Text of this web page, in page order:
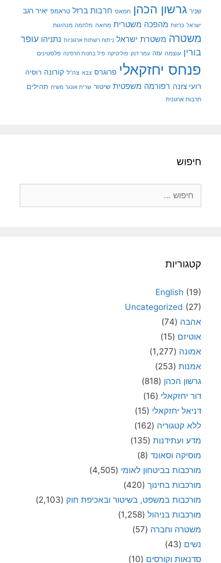
שניר גרשון הכהן חמאס חרבות ברזל טראמפ יאיר רגב
ישראל כרזות מהפכה משטרית מחאה מלחמה מנהיגות
משטרה משטרת ישראל ניתוח רשתות ארגוניות נתניהו עופר
בורין עוצמה עזה עמר דנק פוליטיקה פיל בחנות חרסינה פלסטינים
פנחס יחזקאלי פרוגרס צבא צה"ל קורונה רוסיה
רועי צזנה רפורמה משפטית שיטור שרית אונגר משיח תהילים
תרבות ארגונית
חיפוש
קטגוריות
English (19)
Uncategorized (27)
אהבה (74)
אוטיזם (15)
אמונה (1,277)
אמנות (253)
גרשון הכהן (818)
דור יחזקאלי (16)
דניאל יחזקאלי (15)
ללא קטגוריה (162)
מדע ועתידנות (135)
מוסיקה וסאונד (8)
מורכבות בביטחון לאומי (4,505)
מורכבות בחינוך (420)
מורכבות במשפט, בשיטור ובאכיפת חוק (2,103)
מורכבות בניהול (1,258)
משטרה וחברה (57)
נשים (43)
סדנאות וקורסים (10)